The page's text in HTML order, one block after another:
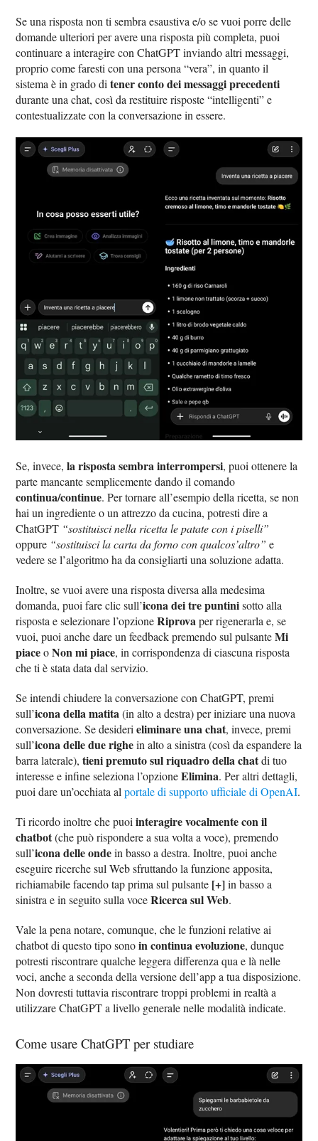
Se una risposta non ti sembra esaustiva e/o se vuoi porre delle
domande ulteriori per avere una risposta più completa, puoi
continuare a interagire con ChatGPT inviando altri messaggi,
proprio come faresti con una persona “vera”, in quanto il
sistema è in grado ditener conto dei messaggi precedenti
durante una chat, così da restituire risposte “intelligenti” e
contestualizzate con la conversazione in essere.
Se, invece,la risposta sembra interrompersi, puoi ottenere la
parte mancante semplicemente dando il comando
continua/continue. Per tornare all’esempio della ricetta, se non
hai un ingrediente o un attrezzo da cucina, potresti dire a
ChatGPT “sostituisci nella ricetta le patate con i piselli”
oppure “sostituisci la carta da forno con qualcos’altro” e
vedere se l’algoritmo ha da consigliarti una soluzione adatta.
Inoltre, se vuoi avere una risposta diversa alla medesima
domanda, puoi fare clic sull’icona dei tre puntinisotto alla
risposta e selezionare l’opzioneRiprovaper rigenerarla e, se
vuoi, puoi anche dare un feedback premendo sul pulsanteMi
piaceoNon mi piace, in corrispondenza di ciascuna risposta
che ti è stata data dal servizio.
Se intendi chiudere la conversazione con ChatGPT, premi
sull’icona della matita(in alto a destra) per iniziare una nuova
conversazione. Se desiderieliminare una chat, invece, premi
sull’icona delle due righein alto a sinistra (così da espandere la
barra laterale),tieni premuto sul riquadro della chatdi tuo
interesse e infine seleziona l’opzioneElimina. Per altri dettagli,
puoi dare un’occhiata alportale di supporto ufficiale di OpenAI.
Ti ricordo inoltre che puoiinteragire vocalmente con il
chatbot(che può rispondere a sua volta a voce), premendo
sull’icona delle ondein basso a destra. Inoltre, puoi anche
eseguire ricerche sul Web sfruttando la funzione apposita,
richiamabile facendo tap prima sul pulsante [+]in basso a
sinistra e in seguito sulla voceRicerca sul Web.
Vale la pena notare, comunque, che le funzioni relative ai
chatbot di questo tipo sonoin continua evoluzione, dunque
potresti riscontrare qualche leggera differenza qua e là nelle
voci, anche a seconda della versione dell’app a tua disposizione.
Non dovresti tuttavia riscontrare troppi problemi in realtà a
utilizzare ChatGPT a livello generale nelle modalità indicate.
Come usare ChatGPT per studiare